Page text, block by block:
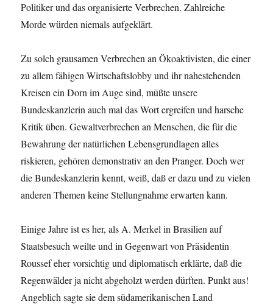
Politiker und das organisierte Verbrechen. Zahlreiche
Morde würden niemals aufgeklärt.
Zu solch grausamen Verbrechen an Ökoaktivisten, die einer
zu allem fähigen Wirtschaftslobby und ihr nahestehenden
Kreisen ein Dorn im Auge sind, müßte unsere
Bundeskanzlerin auch mal das Wort ergreifen und harsche
Kritik üben. Gewaltverbrechen an Menschen, die für die
Bewahrung der natürlichen Lebensgrundlagen alles
riskieren, gehören demonstrativ an den Pranger. Doch wer
die Bundeskanzlerin kennt, weiß, daß er dazu und zu vielen
anderen Themen keine Stellungnahme erwarten kann.
Einige Jahre ist es her, als A. Merkel in Brasilien auf
Staatsbesuch weilte und in Gegenwart von Präsidentin
Roussef eher vorsichtig und diplomatisch erklärte, daß die
Regenwälder ja nicht abgeholzt werden dürften. Punkt aus!
Angeblich sagte sie dem südamerikanischen Land